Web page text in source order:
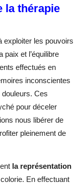
la thérapie
exploiter les pouvoirs
paix et l’équilibre
effectués en
inconscientes
Ces
pour déceler
nous libérer de
pleinement de
la représentation
En effectuant